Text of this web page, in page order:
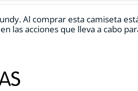
Al comprar esta camiseta
las acciones que lleva a cabo